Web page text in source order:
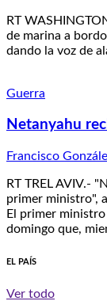
RT
de marina a
dando la voz de
Guerra
Netanyahu
Francisco
RT TREL AVIV.-
primer ministro",
El primer
domingo que,
EL PAÍS
Ver todo